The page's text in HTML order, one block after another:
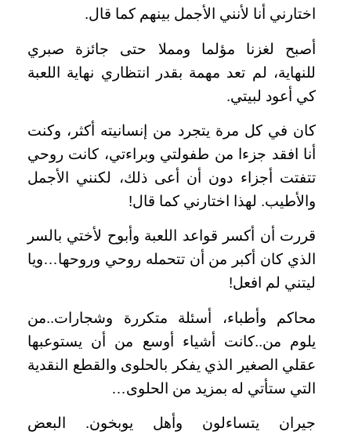
اختارني أنا لأنني الأجمل بينهم كما قال.
أصبح لغزنا مؤلما ومملا حتى جائزة صبري
للنهاية، لم تعد مهمة بقدر انتظاري نهاية اللعبة
كي أعود لبيتي.
كان في كل مرة يتجرد من إنسانيته أكثر، وكنت
أنا افقد جزءا من طفولتي وبراءتي، كانت روحي
تتفتت أجزاء دون أن أعى ذلك، لكنني الأجمل
والأطيب. لهذا اختارني كما قال!
قررت أن أكسر قواعد اللعبة وأبوح لأختي بالسر
الذي كان أكبر من أن تتحمله روحي وروحها…ويا
ليتني لم افعل!
محاكم وأطباء، أسئلة متكررة وشجارات..من
يلوم من..كانت أشياء أوسع من أن يستوعبها
عقلي الصغير الذي يفكر بالحلوى والقطع النقدية
التي ستأتي له بمزيد من الحلوى…
جيران يتساءلون وأهل يوبخون. البعض